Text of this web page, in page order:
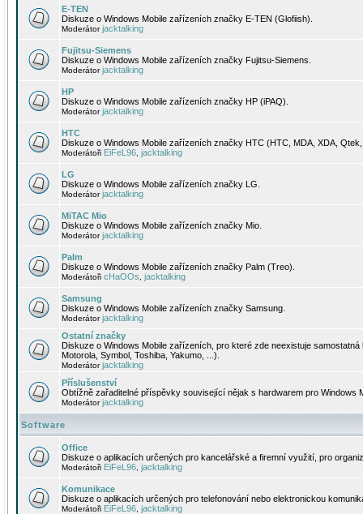
E-TEN
Diskuze o Windows Mobile zařízeních značky E-TEN (Glofiish).
Moderátorjacktalking
Fujitsu-Siemens
Diskuze o Windows Mobile zařízeních značky Fujitsu-Siemens.
Moderátorjacktalking
HP
Diskuze o Windows Mobile zařízeních značky HP (iPAQ).
Moderátorjacktalking
HTC
Diskuze o Windows Mobile zařízeních značky HTC (HTC, MDA, XDA,
Moderátoři EiFeL96 jacktalking
LG
Diskuze o Windows Mobile zařízeních značky LG.
Moderátorjacktalking
MiTAC Mio
Diskuze o Windows Mobile zařízeních značky Mio.
Moderátorjacktalking
Palm
Diskuze o Windows Mobile zařízeních značky Palm (Treo).
Moderátoři cHaOOs jacktalking
Samsung
Diskuze o Windows Mobile zařízeních značky Samsung.
Moderátorjacktalking
Ostatní značky
Diskuze o Windows Mobile zařízeních, pro které zde neexistuje
Motorola, Symbol, Toshiba, Yakumo, ...).
Moderátorjacktalking
Příslušenství
Obtížně zařaditelné příspěvky související nějak s hardwarem pro Windows
Moderátorjacktalking
Software
Office
Diskuze o aplikacích určených pro kancelářské a firemní využití, pro
Moderátoři EiFeL96 jacktalking
Komunikace
Diskuze o aplikacích určených pro telefonování nebo elektronickou
Moderátoři EiFeL96 jacktalking